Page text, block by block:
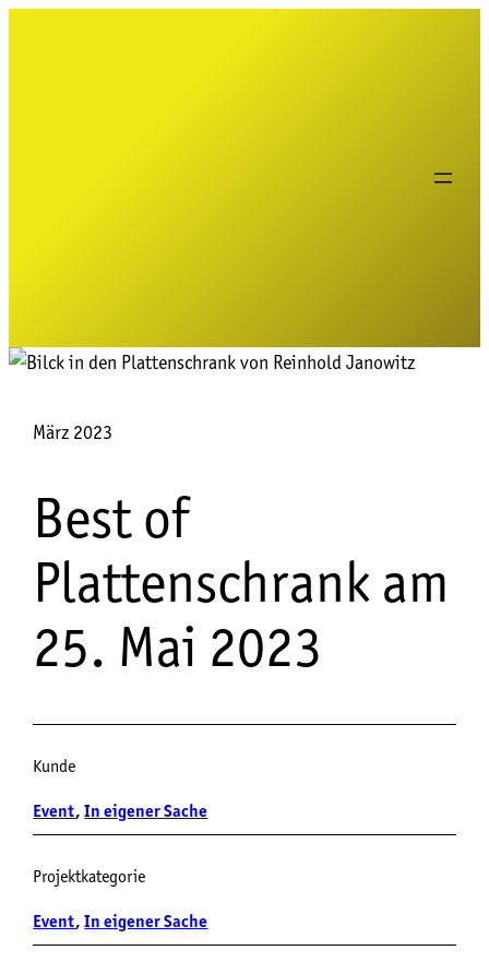
März 2023
Best of
Plattenschrank am
25. Mai 2023
Kunde
Event, In eigener Sache
Projektkategorie
Event, In eigener Sache